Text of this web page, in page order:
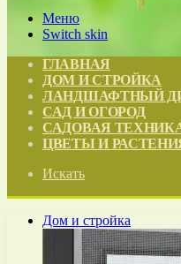
Меню
Switch skin
ГЛАВНАЯ
ДОМ И СТРОЙКА
ЛАНДШАФТНЫЙ
САД И ОГОРОД
САДОВАЯ
ЦВЕТЫ И
Искать
Дом и стройка